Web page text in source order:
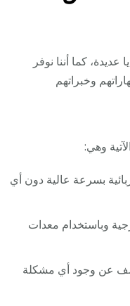
كما أننا نوفر
وخبراتهم
وهي:
بسرعة عالية دون أي
وباستخدام معدات
عن وجود أي مشكلة